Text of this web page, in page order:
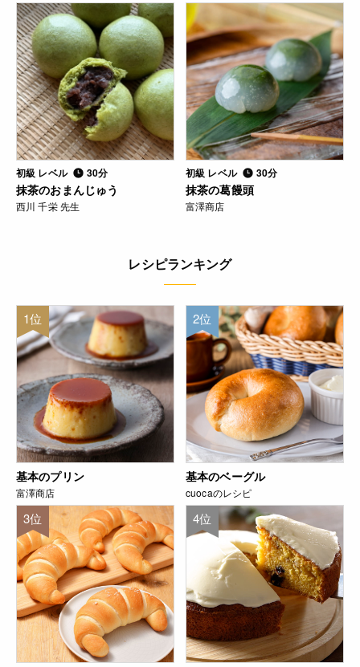
初級 レベル 30分
抹茶のおまんじゅう
西川 千栄 先生
初級 レベル 30分
抹茶の葛饅頭
富澤商店
レシピランキング
1位
基本のプリン
富澤商店
2位
基本のベーグル
cuocaのレシピ
3位 4位